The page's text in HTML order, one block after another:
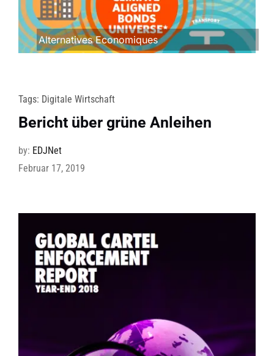
Alternatives Economiques
Tags: Digitale Wirtschaft
Bericht über grüne Anleihen
by: EDJNet
Februar 17, 2019